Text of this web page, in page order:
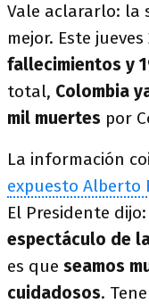
Vale aclararlo: la
mejor. Este
fallecimientos y
total, Colombia
mil muertes por
La información
expuesto Alberto
El Presidente dijo:
espectáculo de
es que seamos
cuidadosos.